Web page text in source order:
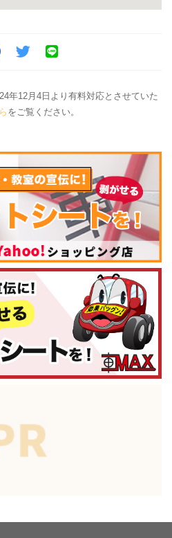
年12月4日より有料対応とさせていた
をご覧ください。